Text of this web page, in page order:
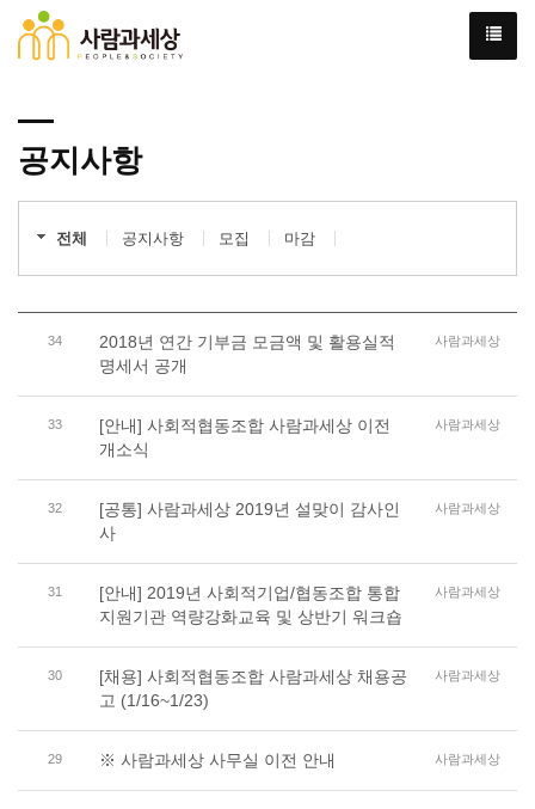
공지사항
전체 공지사항 모집 마감
34
2018년 연간 기부금 모금액 및 활용실적
명세서 공개
사람과세상
33
[안내] 사회적협동조합 사람과세상 이전
개소식
사람과세상
32
[공통] 사람과세상 2019년 설맞이 감사인
사
사람과세상
31
[안내] 2019년 사회적기업/협동조합 통합
지원기관 역량강화교육 및 상반기 워크숍
사람과세상
30
[채용] 사회적협동조합 사람과세상 채용공
고 (1/16~1/23)
사람과세상
29 ※ 사람과세상 사무실 이전 안내 사람과세상